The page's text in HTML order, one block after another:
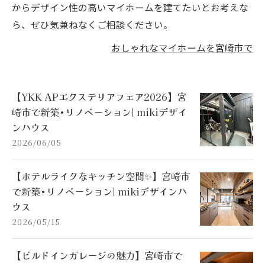
からデザイン性の高いマイホームを建てたいとお考えな
ら、ぜひ気兼ねなくご相談ください。
おしゃれなマイホームを宮崎市で
【YKK APエクステリアフェア2026】宮
崎市で新築•リノベーション| mikiデザイ
ンハウス
2026/06/05
【ホテルライクなキッチン空間✨】宮崎市
で新築•リノベーション| mikiデザインハ
ウス
2026/05/15
【ビルドインガレージの魅力】宮崎市で